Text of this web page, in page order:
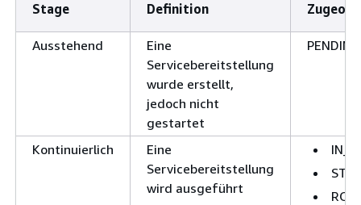
Stage Definition
Ausstehend
Eine
Servicebereitstellung
wurde erstellt,
jedoch nicht
gestartet
PENDING
Kontinuierlich
Eine
Servicebereitstellung
wird ausgeführt